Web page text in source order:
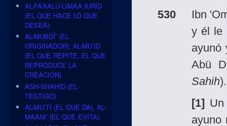
530
Ibn
y él le
ayunó
Abü
Sahih).
[1]
ayuno
AL-FA’AALU-LIMAA IURÍD
(EL QUE HACE LO QUE
DESEA)
AL-MUBDÍ’ (EL
ORIGINADOR), AL-MU’ID
(EL QUE REPITE, EL QUE
REPRODUCE LA
CREACIÓN)
ASH-SHAHID (EL
TESTIGO)
AL-MU’TI (EL QUE DA), AL-
MAANI’ (EL QUE EVITA)